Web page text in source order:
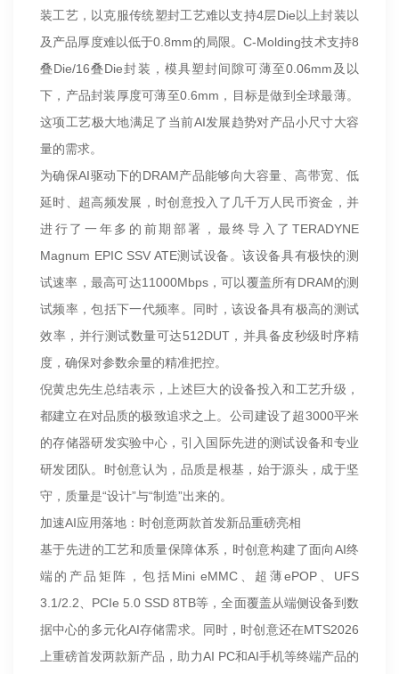
装工艺，以克服传统塑封工艺难以支持4层Die以上封装以
及产品厚度难以低于0.8mm的局限。C-Molding技术支持8
叠Die/16叠Die封装，模具塑封间隙可薄至0.06mm及以
下，产品封装厚度可薄至0.6mm，目标是做到全球最薄。
这项工艺极大地满足了当前AI发展趋势对产品小尺寸大容
量的需求。
为确保AI驱动下的DRAM产品能够向大容量、高带宽、低
延时、超高频发展，时创意投入了几千万人民币资金，并
进行了一年多的前期部署，最终导入了TERADYNE
Magnum EPIC SSV ATE测试设备。该设备具有极快的测
试速率，最高可达11000Mbps，可以覆盖所有DRAM的测
试频率，包括下一代频率。同时，该设备具有极高的测试
效率，并行测试数量可达512DUT，并具备皮秒级时序精
度，确保对参数余量的精准把控。
倪黄忠先生总结表示，上述巨大的设备投入和工艺升级，
都建立在对品质的极致追求之上。公司建设了超3000平米
的存储器研发实验中心，引入国际先进的测试设备和专业
研发团队。时创意认为，品质是根基，始于源头，成于坚
守，质量是“设计”与“制造”出来的。
加速AI应用落地：时创意两款首发新品重磅亮相
基于先进的工艺和质量保障体系，时创意构建了面向AI终
端的产品矩阵，包括Mini eMMC、超薄ePOP、UFS
3.1/2.2、PCIe 5.0 SSD 8TB等，全面覆盖从端侧设备到数
据中心的多元化AI存储需求。同时，时创意还在MTS2026
上重磅首发两款新产品，助力AI PC和AI手机等终端产品的